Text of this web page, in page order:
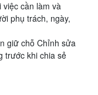
cần làm và
phụ trách, ngày,
giữ chỗ Chỉnh sửa
trước khi chia sẻ